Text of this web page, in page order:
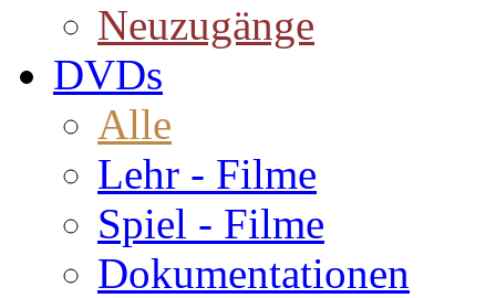
Neuzugänge
DVDs
Alle
Lehr - Filme
Spiel - Filme
Dokumentationen